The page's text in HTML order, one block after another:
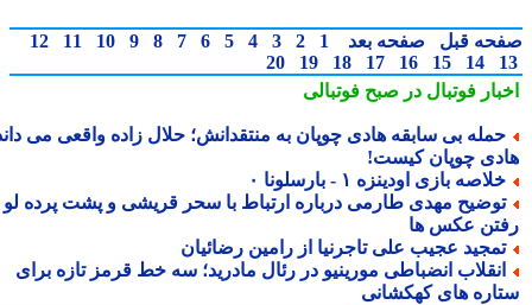
قبل صفحه بعد 1
2
3
4
5
6
7
8
9
10
11
12
14
15
16
17
18
19
20
فوتبال در صبح فوتبالی
بی سابقه هادی چوپان به منتقدانش؛ حلال زاده واقعی می داند
چوپان کیست!
بازی اودینزه ۱ - بارسلونا ۰
مهدی طارمی درباره ارتباط با سحر قریشی و پشت پرده لو
عکس ها
عجیب علی تاجرنیا از رامین رضائیان
انضباطی مورینیو در رئال مادرید؛ سه خط قرمز تازه برای
های کهکشانی